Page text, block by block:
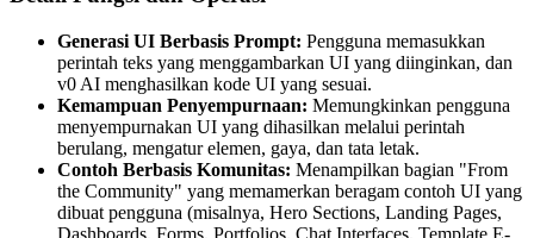
Generasi UI Berbasis Prompt: Pengguna memasukkan
perintah teks yang menggambarkan UI yang diinginkan, dan
v0 AI menghasilkan kode UI yang sesuai.
Kemampuan Penyempurnaan: Memungkinkan pengguna
menyempurnakan UI yang dihasilkan melalui perintah
berulang, mengatur elemen, gaya, dan tata letak.
Contoh Berbasis Komunitas: Menampilkan bagian "From
the Community" yang memamerkan beragam contoh UI yang
dibuat pengguna (misalnya, Hero Sections, Landing Pages,
Dashboards, Forms, Portfolios, Chat Interfaces, Template E-